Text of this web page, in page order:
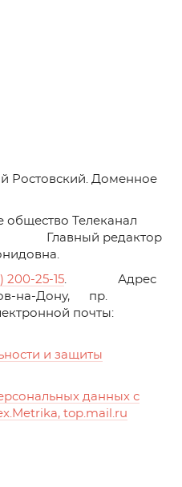
Ростовский. Доменное
общество Телеканал
Главный редактор
200-25-15. Адрес
на-Дону, пр.
почты:
и защиты
данных с
top.mail.ru